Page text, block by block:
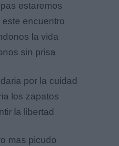
estaremos
encuentro
la vida
sin prisa
por la cuidad
los zapatos
la libertad
mas picudo